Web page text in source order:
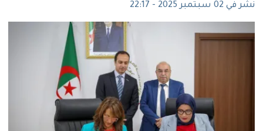
نشر في 02 سبتمبر 2025 - 22:17